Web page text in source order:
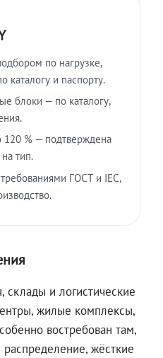
по нагрузке,
каталогу и паспорту.
блоки — по каталогу,
120 % — подтверждена
тип.
ГОСТ и IEC,
и логистические
жилые комплексы,
востребован там,
распределение, жёсткие